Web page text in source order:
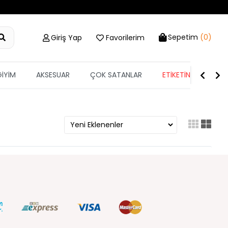
Giriş Yap Favorilerim Sepetim (0)
AKSESUAR ÇOK SATANLAR ETİKETİN YARISI